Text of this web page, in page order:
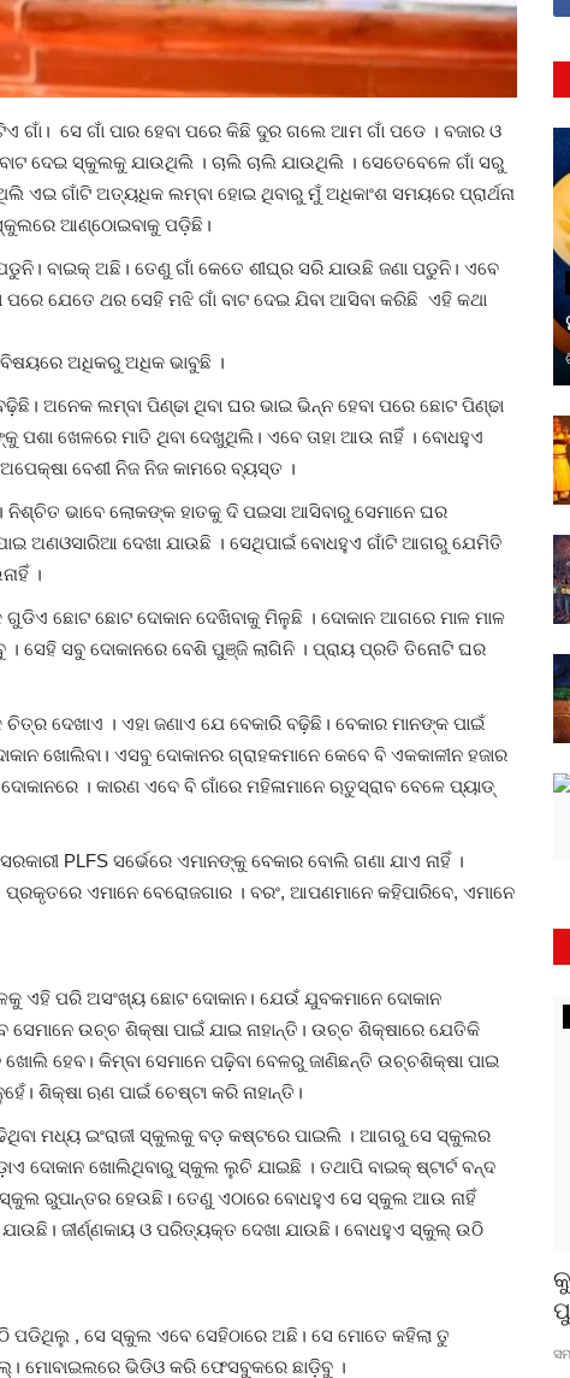
ଗାଁ। ସେ ଗାଁ ପାର ହେବା ପରେ କିଛି ଦୁର ଗଲେ ଆମ ଗାଁ ପଡେ । ବଜାର ଓ
ଦେଇ ସ୍କୁଲକୁ ଯାଉଥିଲି । ଚାଲି ଚାଲି ଯାଉଥିଲି । ସେତେବେଳେ ଗାଁ ସରୁ
ଏଇ ଗାଁଟି ଅତ୍ୟଧିକ ଲମ୍ବା ହୋଇ ଥିବାରୁ ମୁଁ ଅଧିକାଂଶ ସମୟରେ ପ୍ରାର୍ଥନା
ଆଣ୍ଠୋଇବାକୁ ପଡ଼ିଛି।
ବାଇକ୍ ଅଛି। ତେଣୁ ଗାଁ କେତେ ଶୀଘ୍ର ସରି ଯାଉଛି ଜଣା ପଡୁନି। ଏବେ
ପରେ ଯେତେ ଥର ସେହି ମଝି‌ ଗାଁ ବାଟ ଦେଇ ଯିବା ଆସିବା କରିଛି ଏହି କଥା
ବିଷୟରେ ଅଧିକରୁ ଅଧିକ ଭାବୁଛି ।
ଅନେକ ଲମ୍ବା ପିଣ୍ଢା ଥିବା ଘର ଭାଇ ଭିନ୍ନ ହେବା ପରେ ଛୋଟ ପିଣ୍ଢା
ଖେଳରେ ମାତି ଥିବା ଦେଖୁଥିଲି। ଏବେ ତାହା ଆଉ ନାହିଁ । ବୋଧହୁଏ
ବେଶୀ ନିଜ ନିଜ କାମରେ ବ୍ୟସ୍ତ ।
ଭାବେ ଲୋକଙ୍କ ହାତକୁ ଦି ପଇସା ଆସିବାରୁ ସେମାନେ ଘର
ଅଣଓସାରିଆ ଦେଖା ଯାଉଛି । ସେଥିପାଇଁ ବୋଧହୁଏ ଗାଁଟି ଆଗରୁ ଯେମିତି
।
ଛୋଟ ଛୋଟ ଦୋକାନ ଦେଖିବାକୁ ମିଳୁଛି । ଦୋକାନ ଆଗରେ ମାଳ ମାଳ
ସେହି ସବୁ ଦୋକାନରେ ବେଶି ପୁଞ୍ଜି ଲାଗିନି । ପ୍ରାୟ ପ୍ରତି ତିନୋଟି ଘର
ଦେଖାଏ । ଏହା ଜଣାଏ ଯେ ବେକାରି ବଢ଼ିଛି। ବେକାର ମାନଙ୍କ ପାଇଁ
ଖୋଲିବା। ଏସବୁ ଦୋକାନର ଗ୍ରାହକମାନେ କେବେ ବି ଏକକାଳୀନ ହଜାର
। କାରଣ ଏବେ ବି ଗାଁରେ ମହିଳାମାନେ ଋତୁସ୍ରାବ ବେଳେ ପ୍ୟାଡ୍
PLFS ସର୍ଭେରେ ଏମାନଙ୍କୁ ବେକାର ବୋଲି ଗଣା ଯାଏ ନାହିଁ ।
ଏମାନେ ବେରୋଜଗାର । ବରଂ, ଆପଣମାନେ କହିପାରିବେ, ଏମାନେ
ଏହି ପରି ଅସଂଖ୍ୟ ଛୋଟ ଦୋକାନ। ଯେଉଁ ଯୁବକମାନେ ଦୋକାନ
ସେମାନେ ଉଚ୍ଚ ଶିକ୍ଷା ପାଇଁ ଯାଇ ନାହାନ୍ତି। ଉଚ୍ଚ ଶିକ୍ଷାରେ ଯେତିକି
ଖୋଲି ହେବ। କିମ୍ବା ସେମାନେ ପଢ଼ିବା ବେଳରୁ ଜାଣିଛନ୍ତି ଉଚ୍ଚଶିକ୍ଷା ପାଇ
ଶିକ୍ଷା ଋଣ ପାଇଁ ଚେଷ୍ଟା କରି ନାହାନ୍ତି।
ମଧ୍ୟ ଇଂରାଜୀ ସ୍କୁଲକୁ ବଡ଼ କଷ୍ଟରେ ପାଇଲି । ଆଗରୁ ସେ ସ୍କୁଲର
ଦୋକାନ ଖୋଲିଥିବାରୁ ସ୍କୁଲ ଲୁଚି ଯାଇଛି । ତଥାପି ବାଇକ୍ ଷ୍ଟାର୍ଟ ବନ୍ଦ
ରୁପାନ୍ତର ହେଉଛି। ତେଣୁ ଏଠାରେ ବୋଧହୁଏ ସେ ସ୍କୁଲ ଆଉ ନାହିଁ
ଜୀର୍ଣ୍ଣକାୟ ଓ ପରିତ୍ୟକ୍ତ ଦେଖା ଯାଉଛି। ବୋଧହୁଏ ସ୍କୁଲ୍ ଉଠି
, ସେ ସ୍କୁଲ ଏବେ ସେହିଠାରେ ଅଛି। ସେ ମୋତେ କହିଲା ତୁ
ମୋବାଇଲରେ ଭିଡିଓ କରି ଫେସବୁକରେ ଛାଡ଼ିବୁ ।